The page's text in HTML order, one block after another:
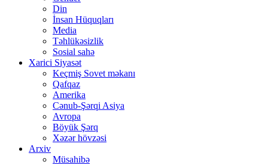
Din
İnsan Hüquqları
Media
Təhlükəsizlik
Sosial sahə
Xarici Siyasət
Keçmiş Sovet məkanı
Qafqaz
Amerika
Cənub-Şərqi Asiya
Avropa
Böyük Şərq
Xəzər hövzəsi
Arxiv
Müsahibə